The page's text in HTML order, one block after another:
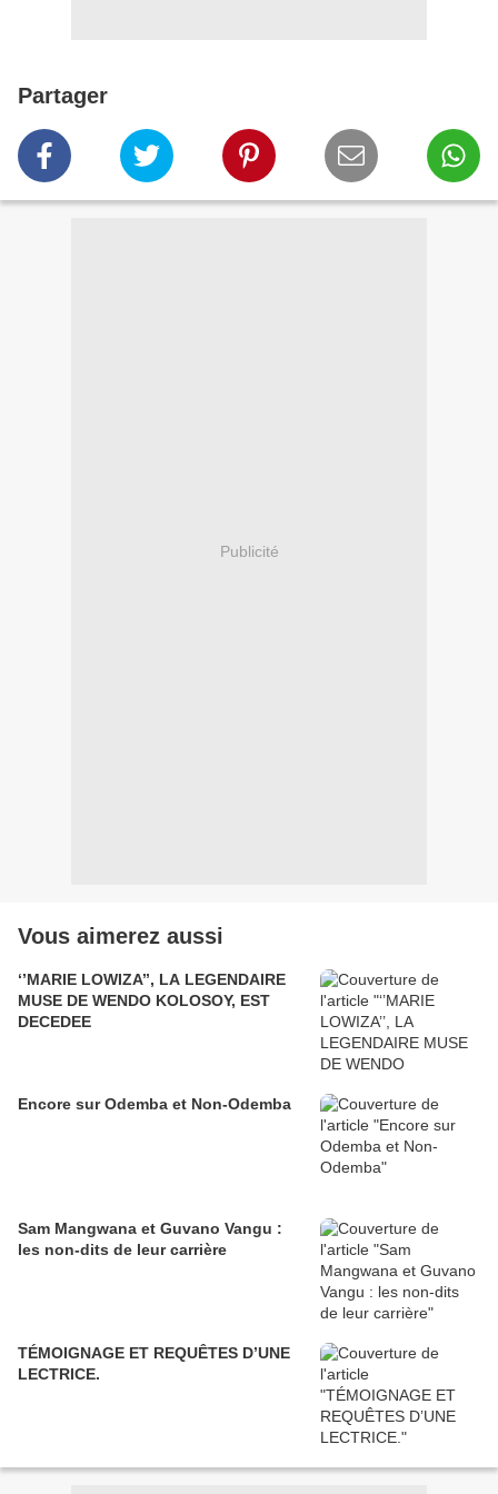
Partager
Publicité
Vous aimerez aussi
‘’MARIE LOWIZA’’, LA LEGENDAIRE
MUSE DE WENDO KOLOSOY, EST
DECEDEE
Encore sur Odemba et Non-Odemba
Sam Mangwana et Guvano Vangu :
les non-dits de leur carrière
TÉMOIGNAGE ET REQUÊTES D’UNE
LECTRICE.